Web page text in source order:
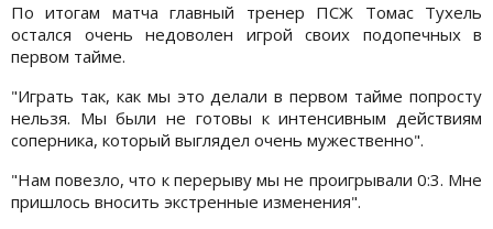
По итогам матча главный тренер ПСЖ Томас Тухель
остался очень недоволен игрой своих подопечных в
первом тайме.
"Играть так, как мы это делали в первом тайме попросту
нельзя. Мы были не готовы к интенсивным действиям
соперника, который выглядел очень мужественно".
"Нам повезло, что к перерыву мы не проигрывали 0:3. Мне
пришлось вносить экстренные изменения".